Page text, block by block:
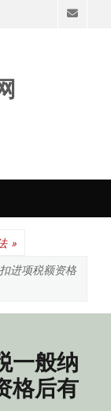
»
进项税额资格
一般纳
格后有